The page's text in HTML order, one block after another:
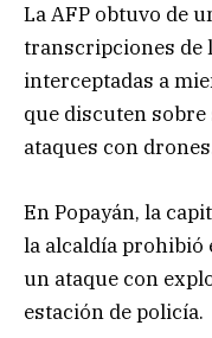
La AFP obtuvo de
transcripciones de
interceptadas a
que discuten
ataques con
En Popayán, la
la alcaldía prohibió
un ataque con
estación de policía.